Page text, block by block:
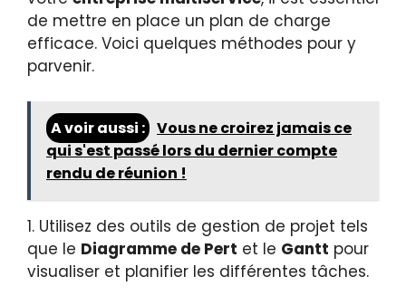
de mettre en place un plan de charge
efficace. Voici quelques méthodes pour y
parvenir.
A voir aussi : Vous ne croirez jamais ce
qui s'est passé lors du dernier compte
rendu de réunion !
1. Utilisez des outils de gestion de projet tels
que le Diagramme de Pert et le Gantt pour
visualiser et planifier les différentes tâches.